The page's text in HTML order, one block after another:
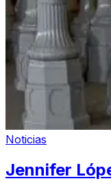
Noticias
Jennifer